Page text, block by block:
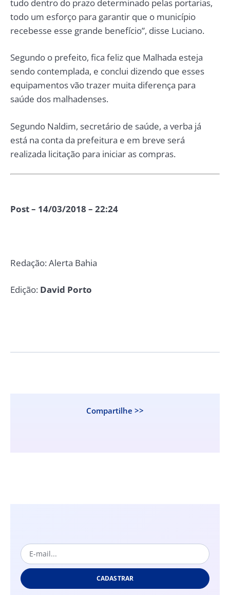
tudo dentro do prazo determinado pelas portarias,
todo um esforço para garantir que o município
recebesse esse grande benefício”, disse Luciano.
Segundo o prefeito, fica feliz que Malhada esteja
sendo contemplada, e conclui dizendo que esses
equipamentos vão trazer muita diferença para
saúde dos malhadenses.
Segundo Naldim, secretário de saúde, a verba já
está na conta da prefeitura e em breve será
realizada licitação para iniciar as compras.
Post – 14/03/2018 – 22:24
Redação: Alerta Bahia
Edição: David Porto
Compartilhe >>
CADASTRAR